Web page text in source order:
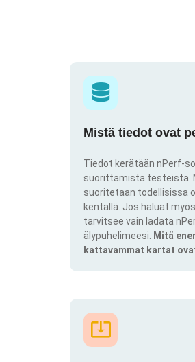
Mistä tiedot ovat
Tiedot kerätään nPerf-
suorittamista testeistä.
suoritetaan todellisissa
kentällä. Jos haluat
tarvitsee vain ladata
älypuhelimeesi.
Mitä
kattavammat kartat